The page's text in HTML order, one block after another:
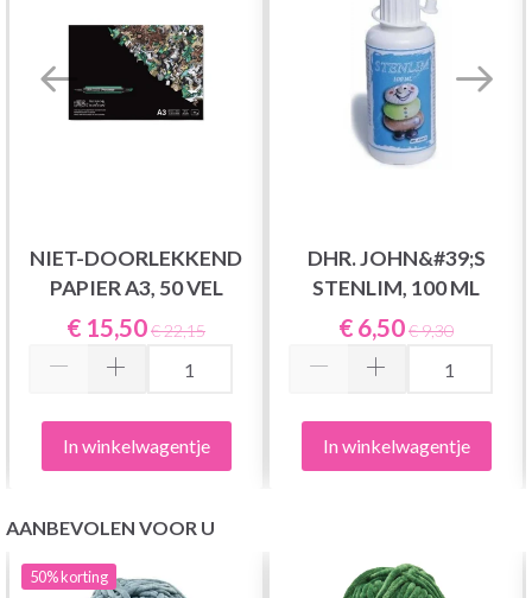
NIET-DOORLEKKEND
PAPIER A3, 50 VEL
€ 15,50€ 22,15
In winkelwagentje
DHR. JOHN&#39;S
STENLIM, 100 ML
€ 6,50€ 9,30
In winkelwagentje
AANBEVOLEN VOOR U
50%korting